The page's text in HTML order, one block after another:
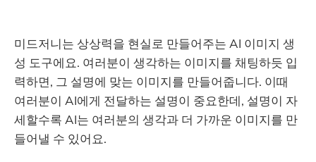
미드저니는 상상력을 현실로 만들어주는 AI 이미지 생
성 도구에요. 여러분이 생각하는 이미지를 채팅하듯 입
력하면, 그 설명에 맞는 이미지를 만들어줍니다. 이때
여러분이 AI에게 전달하는 설명이 중요한데, 설명이 자
세할수록 AI는 여러분의 생각과 더 가까운 이미지를 만
들어낼 수 있어요.